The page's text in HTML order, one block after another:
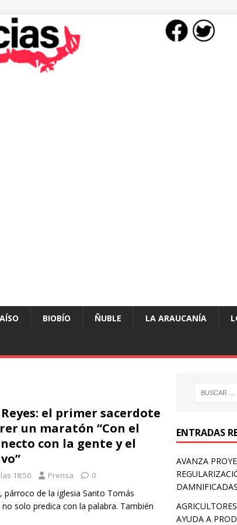
BIOBÍO ÑUBLE LA ARAUCANÍA
el primer sacerdote
un maratón “Con el
con la gente y el
18:50 Prensa 0
párroco de la iglesia Santo Tomás
solo predica con la palabra. También
ENTRADAS
AVANZA
AYUDA A